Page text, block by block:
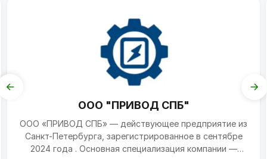
ООО "ПРИВОД СПБ"
ООО «ПРИВОД СПБ» — действующее предприятие из
Санкт-Петербурга, зарегистрированное в сентябре
2024 года . Основная специализация компании —